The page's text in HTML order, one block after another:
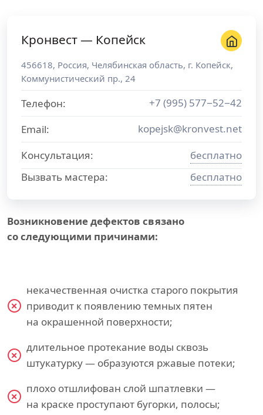
Кронвест — Копейск
456618, Россия, Челябинская область, г. Копейск,
Коммунистический пр., 24
Телефон:
+7 (995) 577−52−42
Email:
kopejsk@kronvest.net
Консультация:
бесплатно
Вызвать мастера:
бесплатно
Возникновение дефектов связано
со следующими причинами:
некачественная очистка старого покрытия
приводит к появлению темных пятен
на окрашенной поверхности;
длительное протекание воды сквозь
штукатурку — образуются ржавые потеки;
плохо отшлифован слой шпатлевки —
на краске проступают бугорки, полосы;